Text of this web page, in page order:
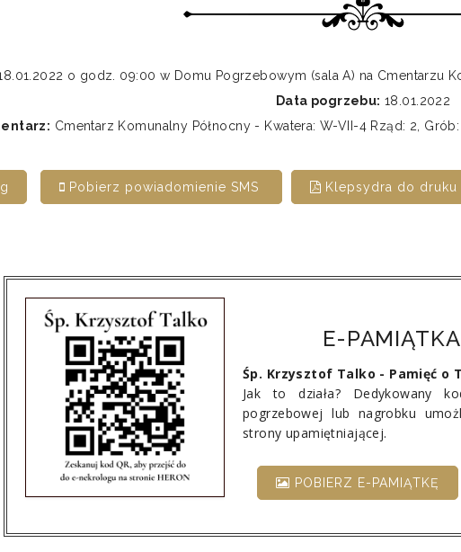
o godz. 09:00 w Domu Pogrzebowym (sala A) na Cmentarzu
Data pogrzebu: 18.01.2022
Cmentarz Komunalny Północny - Kwatera: W-VII-4 Rząd: 2, Grób:
Pobierz powiadomienie SMS Klepsydra do druku
E-
Śp. Krzysztof Talko - Pamięć o
Jak to działa? Dedykowany
pogrzebowej lub nagrobku
strony upamiętniającej.
POBIERZ E-PAMIĄTKĘ